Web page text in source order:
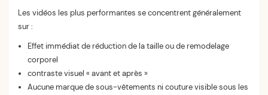
Les vidéos les plus performantes se concentrent généralement
sur :
Effet immédiat de réduction de la taille ou de remodelage
corporel
contraste visuel « avant et après »
Aucune marque de sous-vêtements ni couture visible sous les